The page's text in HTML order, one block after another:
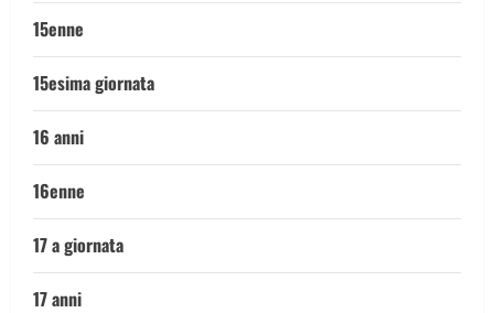
15enne
15esima giornata
16 anni
16enne
17 a giornata
17 anni